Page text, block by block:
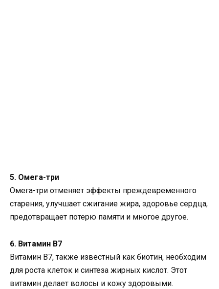
5. Омега-три
Омега-три отменяет эффекты преждевременного
старения, улучшает сжигание жира, здоровье сердца,
предотвращает потерю памяти и многое другое.
6. Витамин B7
Витамин B7, также известный как биотин, необходим
для роста клеток и синтеза жирных кислот. Этот
витамин делает волосы и кожу здоровыми.